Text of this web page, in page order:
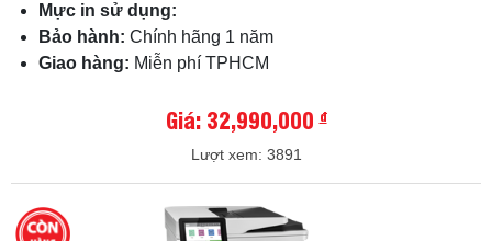
Mực in sử dụng:
Bảo hành: Chính hãng 1 năm
Giao hàng: Miễn phí TPHCM
Giá: 32,990,000đ
Lượt xem: 3891